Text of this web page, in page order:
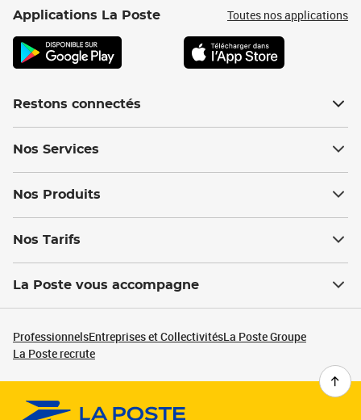
Applications La Poste Toutes nos applications
Restons connectés
Nos Services
Nos Produits
Nos Tarifs
La Poste vous accompagne
ProfessionnelsEntreprises et CollectivitésLa Poste Groupe
La Poste recrute